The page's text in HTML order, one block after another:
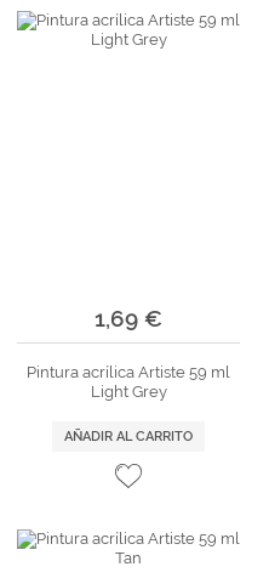
1,69 €
Pintura acrílica Artiste 59 ml
Light Grey
AÑADIR AL CARRITO